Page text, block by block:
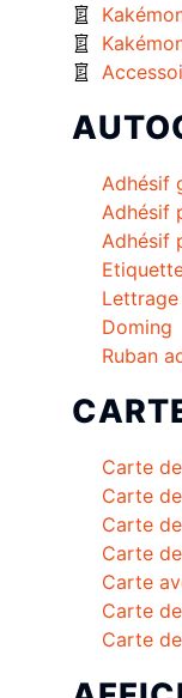
Adhésif
Adhésif
Adhésif
Doming
Ruban
Carte
Carte
Carte
Carte
Carte
Carte
Carte